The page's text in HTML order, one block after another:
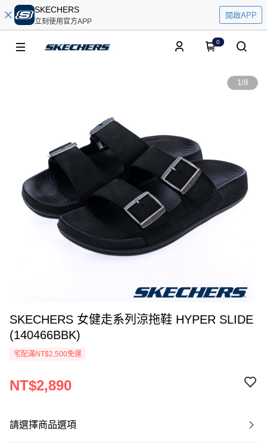
SKECHERS
立刻使用官方APP
開啟APP
0
1/8
SKECHERS 女健走系列涼拖鞋 HYPER SLIDE
(140466BBK)
宅配滿NT$2,500免運
NT$2,890
請選擇商品選項